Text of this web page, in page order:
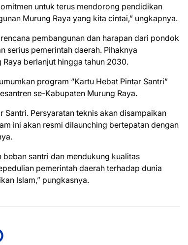
untuk terus mendorong pendidikan
Murung Raya yang kita cintai,” ungkapnya.
pembangunan dan harapan dari pondok
serius pemerintah daerah. Pihaknya
berlanjut hingga tahun 2030.
program “Kartu Hebat Pintar Santri”
se-Kabupaten Murung Raya.
Santri. Persyaratan teknis akan disampaikan
ini akan resmi dilaunching bertepatan dengan
santri dan mendukung kualitas
pemerintah daerah terhadap dunia
Islam,” pungkasnya.